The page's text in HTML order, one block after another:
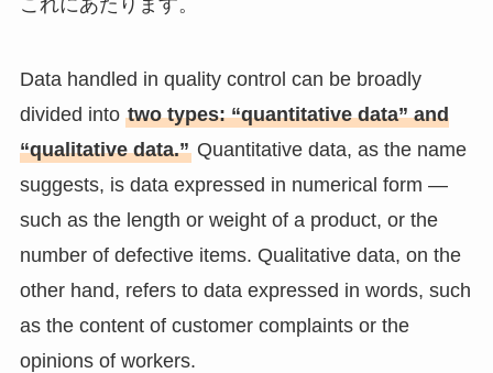
これにあたります。
Data handled in quality control can be broadly
divided into two types: “quantitative data” and
“qualitative data.”Quantitative data, as the name
suggests, is data expressed in numerical form —
such as the length or weight of a product, or the
number of defective items. Qualitative data, on the
other hand, refers to data expressed in words, such
as the content of customer complaints or the
opinions of workers.